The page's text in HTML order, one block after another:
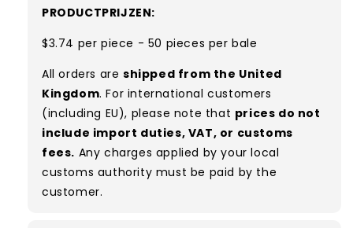
PRODUCTPRIJZEN:
$3.74 per piece - 50 pieces per bale
All orders are shipped from the United
Kingdom. For international customers
(including EU), please note that prices do not
include import duties, VAT, or customs
fees. Any charges applied by your local
customs authority must be paid by the
customer.